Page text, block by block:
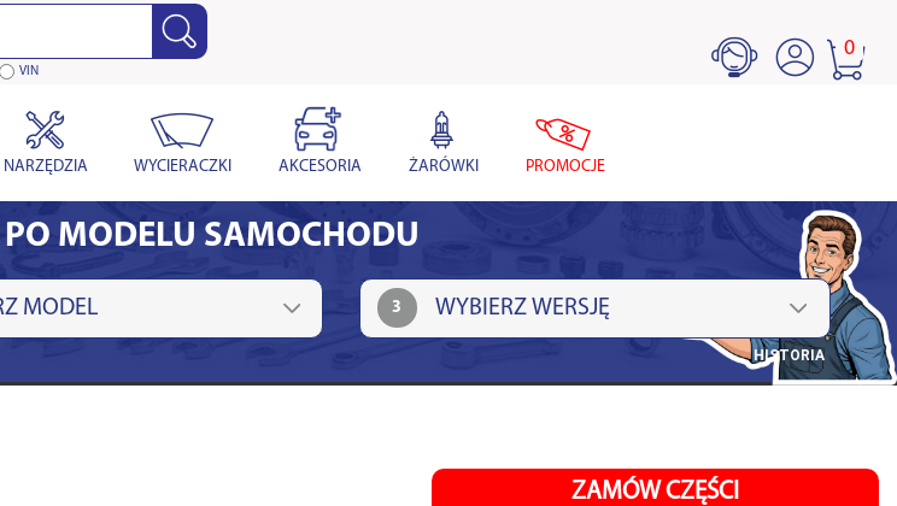
VIN
0
NARZĘDZIA WYCIERACZKI AKCESORIA ŻARÓWKI PROMOCJE
MODELU SAMOCHODU
3
HISTORIA
ZAMÓW CZĘŚCI